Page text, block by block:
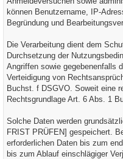
können Benutzername, IP-
Begründung und
Die Verarbeitung dient dem
Durchsetzung der
Angriffen sowie gegebenenfalls
Verteidigung von
Buchst. f DSGVO. Soweit eine
Rechtsgrundlage Art. 6 Abs. 1
Solche Daten werden
FRIST PRÜFEN] gespeichert.
erforderlichen Daten bis zum
bis zum Ablauf einschlägiger